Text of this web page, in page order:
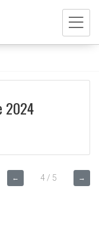
2024
→
← 4 / 5